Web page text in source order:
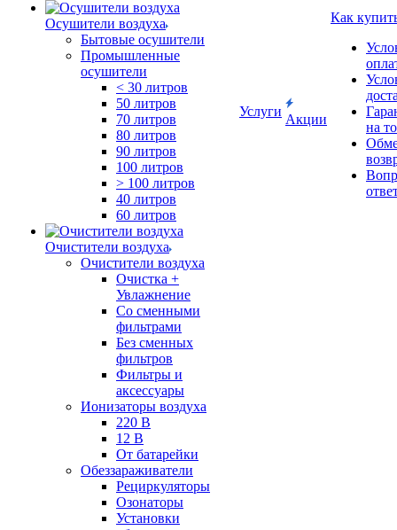
Осушители воздуха
Бытовые осушители
Промышленные
осушители
< 30 литров
50 литров
70 литров
80 литров
90 литров
100 литров
> 100 литров
40 литров
60 литров
Очистители воздуха
Очистители воздуха
Очистка +
Увлажнение
Cо сменными
фильтрами
Без сменных
фильтров
Фильтры и
аксессуары
Ионизаторы воздуха
220 В
12 В
От батарейки
Обеззараживатели
Рециркуляторы
Озонаторы
Установки
Услуги
Акции
Как
на